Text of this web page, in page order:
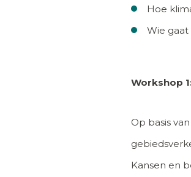
Hoe
Wie
Workshop
Op basis
Kansen en